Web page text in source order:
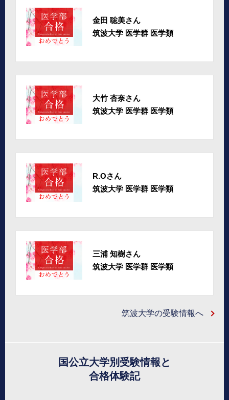
金田 聡美さん
筑波大学 医学群 医学類
大竹 杏奈さん
筑波大学 医学群 医学類
R.Oさん
筑波大学 医学群 医学類
三浦 知樹さん
筑波大学 医学群 医学類
筑波大学の受験情報へ
国公立大学別受験情報と
合格体験記